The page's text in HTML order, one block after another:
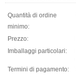
Quantità di ordine
minimo:
Prezzo:
Imballaggi particolari:
Termini di pagamento: